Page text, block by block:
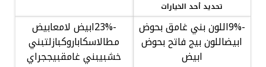
تحديد أحد الخيارات
-9%
اللون بني غامق بحوض
ابيضاللون بيج فاتح بحوض
ابيض
-23% ابيض لامعابيض
مطالاسكاباروكبازلتبني
خشبيبني غامقبيججراي